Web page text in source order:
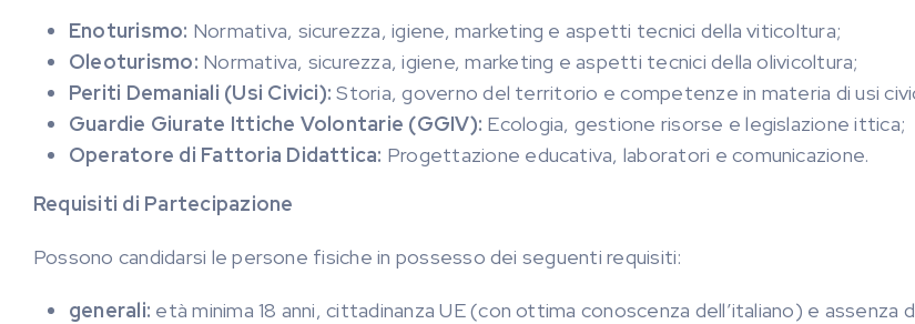
Enoturismo: Normativa, sicurezza, igiene, marketing e aspetti tecnici della viticoltura;
Oleoturismo: Normativa, sicurezza, igiene, marketing e aspetti tecnici della olivicoltura;
Periti Demaniali (Usi Civici): Storia, governo del territorio e competenze in materia di usi
Guardie Giurate Ittiche Volontarie (GGIV): Ecologia, gestione risorse e legislazione ittica;
Operatore di Fattoria Didattica: Progettazione educativa, laboratori e comunicazione.
Requisiti di Partecipazione
Possono candidarsi le persone fisiche in possesso dei seguenti requisiti:
generali: età minima 18 anni, cittadinanza UE (con ottima conoscenza dell’italiano) e assenza